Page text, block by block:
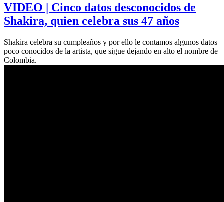
VIDEO | Cinco datos desconocidos de
Shakira, quien celebra sus 47 años
Shakira celebra su cumpleaños y por ello le contamos algunos datos
poco conocidos de la artista, que sigue dejando en alto el nombre de
Colombia.